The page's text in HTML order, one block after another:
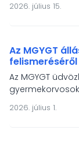
regiszter
2026. július 15.
Az MGYGT
vizsgálati
igénye
Az MGYGT
a szöveti
2026. július 1.